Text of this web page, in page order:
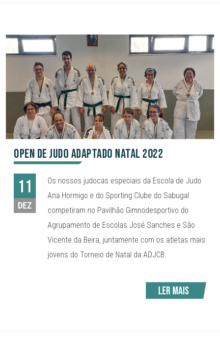
Open de Judo Adaptado Natal 2022
11
DEZ
Os nossos judocas especiais da Escola de Judo
Ana Hormigo e do Sporting Clube do Sabugal
competiram no Pavilhão Gimnodesportivo do
Agrupamento de Escolas José Sanches e São
Vicente da Beira, juntamente com os atletas mais
jovens do Torneio de Natal da ADJCB.
Ler mais